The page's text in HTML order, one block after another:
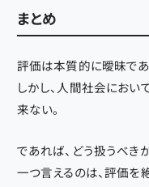
まとめ
評価は本質的に曖昧であ
しかし、人間社会におい
来ない。
であれば、どう扱うべきか
一つ言えるのは、評価を